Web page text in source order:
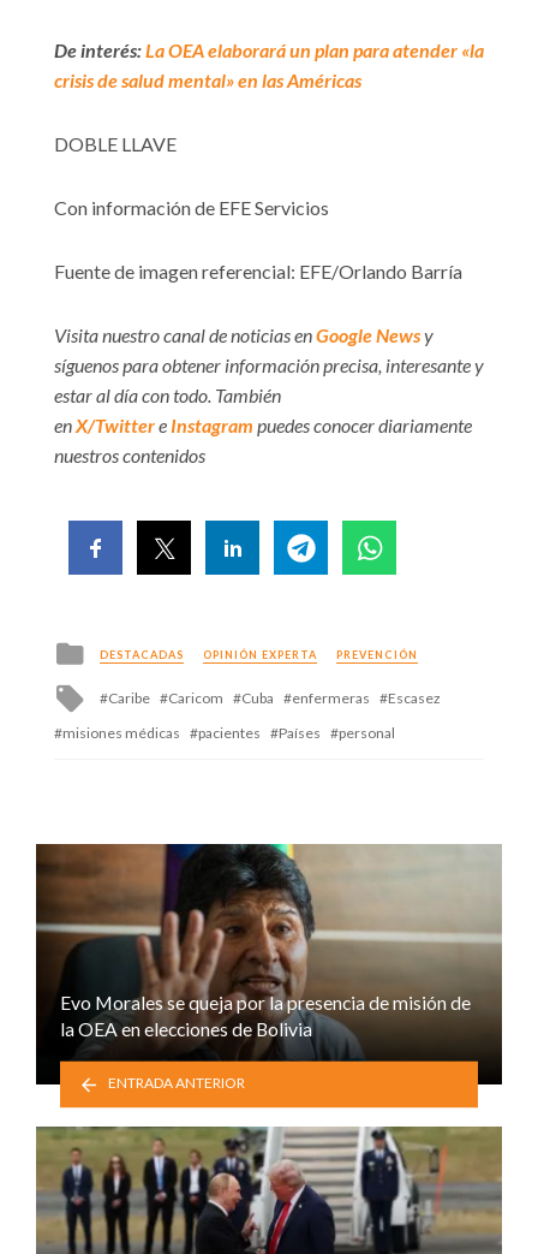
De interés:La OEA elaborará un plan para atender «la
crisis de salud mental» en las Américas
DOBLE LLAVE
Con información de EFE Servicios
Fuente de imagen referencial: EFE/Orlando Barría
Visita nuestro canal de noticias enGoogle Newsy
síguenos para obtener información precisa, interesante y
estar al día con todo. También
enX/Twittere Instagram puedes conocer diariamente
nuestros contenidos
Posted
in
DESTACADAS OPINIÓN EXPERTA PREVENCIÓN
Tagged
Caribe Caricom Cuba enfermeras
Escasez
misiones médicas
pacientes Países personal
Evo Morales se queja por la presencia de misión de
la OEA en elecciones de Bolivia
ENTRADA ANTERIOR